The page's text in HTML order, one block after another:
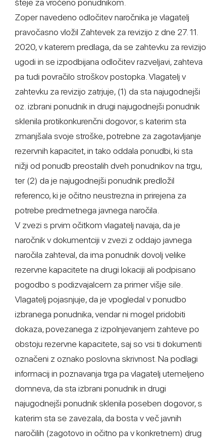
šteje za vročeno ponudnikom.
Zoper navedeno odločitev naročnika je vlagatelj
pravočasno vložil Zahtevek za revizijo z dne 27. 11.
2020, v katerem predlaga, da se zahtevku za revizijo
ugodi in se izpodbijana odločitev razveljavi, zahteva
pa tudi povračilo stroškov postopka. Vlagatelj v
zahtevku za revizijo zatrjuje, (1) da sta najugodnejši
oz. izbrani ponudnik in drugi najugodnejši ponudnik
sklenila protikonkurenčni dogovor, s katerim sta
zmanjšala svoje stroške, potrebne za zagotavljanje
rezervnih kapacitet, in tako oddala ponudbi, ki sta
nižji od ponudb preostalih dveh ponudnikov na trgu,
ter (2) da je najugodnejši ponudnik predložil
referenco, ki je očitno neustrezna in prirejena za
potrebe predmetnega javnega naročila.
V zvezi s prvim očitkom vlagatelj navaja, da je
naročnik v dokumentciji v zvezi z oddajo javnega
naročila zahteval, da ima ponudnik dovolj velike
rezervne kapacitete na drugi lokaciji ali podpisano
pogodbo s podizvajalcem za primer višje sile.
Vlagatelj pojasnjuje, da je vpogledal v ponudbo
izbranega ponudnika, vendar ni mogel pridobiti
dokaza, povezanega z izpolnjevanjem zahteve po
obstoju rezervne kapacitete, saj so vsi ti dokumenti
označeni z oznako poslovna skrivnost. Na podlagi
informacij in poznavanja trga pa vlagatelj utemeljeno
domneva, da sta izbrani ponudnik in drugi
najugodnejši ponudnik sklenila poseben dogovor, s
katerim sta se zavezala, da bosta v več javnih
naročilih (zagotovo in očitno pa v konkretnem) drug